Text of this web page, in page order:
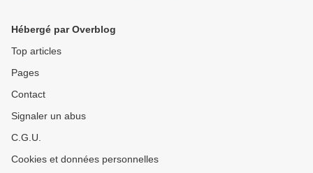
Hébergé par Overblog
Top articles
Pages
Contact
Signaler un abus
C.G.U.
Cookies et données personnelles